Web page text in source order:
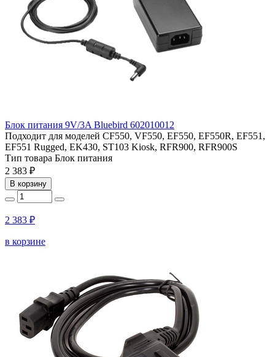
Блок питания 9V/3A Bluebird 602010012
Подходит для моделей CF550, VF550, EF550, EF550R, EF551,
EF551 Rugged, EK430, ST103 Kiosk, RFR900, RFR900S
Тип товара Блок питания
2 383 ₽
В корзину
2 383 ₽
в корзине